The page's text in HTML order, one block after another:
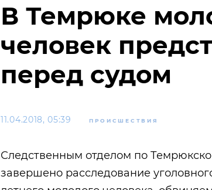
В Темрюке
человек
перед судом
11.04.2018, 05:39 ПРОИСШЕСТВИЯ
Следственным отделом по
завершено расследование